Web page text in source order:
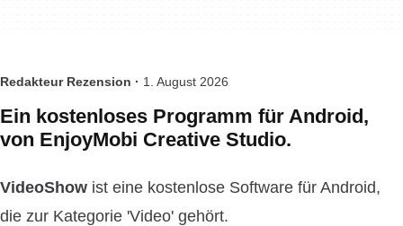
Redakteur Rezension · 1. August 2026
Ein kostenloses Programm für Android,
von EnjoyMobi Creative Studio.
VideoShow ist eine kostenlose Software für Android,
die zur Kategorie 'Video' gehört.